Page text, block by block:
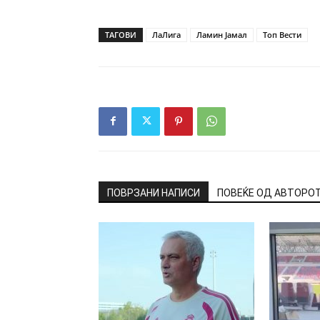
ТАГОВИ ЛаЛига Ламин Јамал Топ Вести
ПОВРЗАНИ НАПИСИ ПОВЕЌЕ ОД